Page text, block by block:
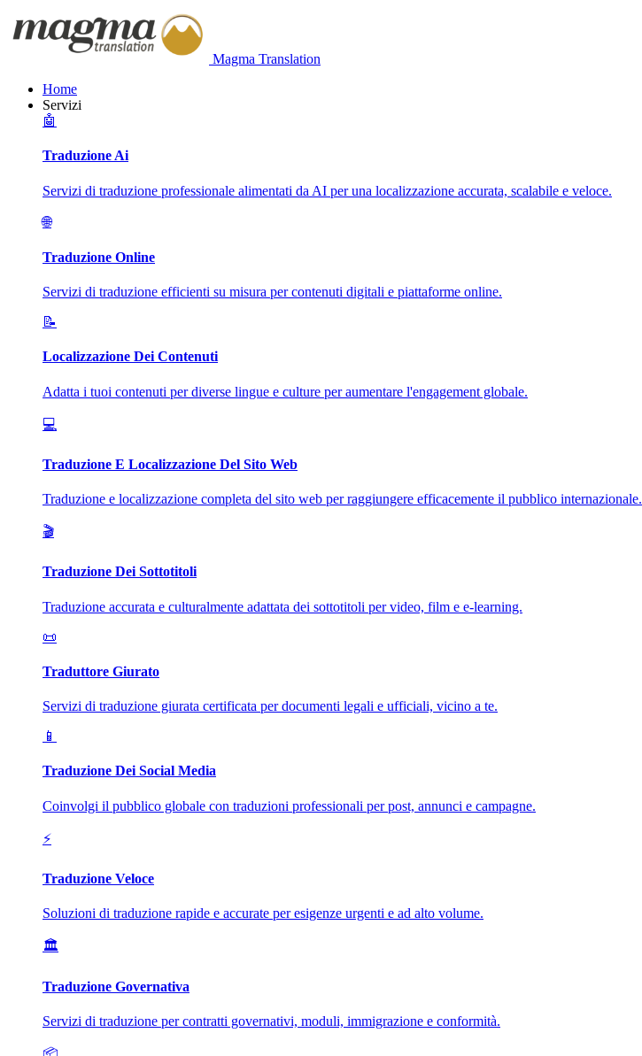
Magma Translation
Home
Servizi
🤖
Traduzione Ai
Servizi di traduzione professionale alimentati da AI per una localizzazione accurata, scalabile e veloce.
🌐
Traduzione Online
Servizi di traduzione efficienti su misura per contenuti digitali e piattaforme online.
📝
Localizzazione Dei Contenuti
Adatta i tuoi contenuti per diverse lingue e culture per aumentare l'engagement globale.
💻
Traduzione E Localizzazione Del Sito Web
Traduzione e localizzazione completa del sito web per raggiungere efficacemente il pubblico internazionale.
🎬
Traduzione Dei Sottotitoli
Traduzione accurata e culturalmente adattata dei sottotitoli per video, film e e-learning.
📜
Traduttore Giurato
Servizi di traduzione giurata certificata per documenti legali e ufficiali, vicino a te.
📱
Traduzione Dei Social Media
Coinvolgi il pubblico globale con traduzioni professionali per post, annunci e campagne.
⚡
Traduzione Veloce
Soluzioni di traduzione rapide e accurate per esigenze urgenti e ad alto volume.
🏛️
Traduzione Governativa
Servizi di traduzione per contratti governativi, moduli, immigrazione e conformità.